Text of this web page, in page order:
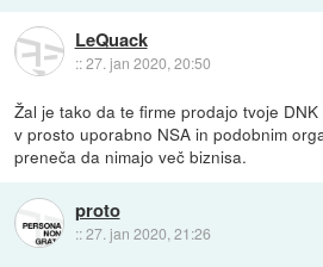
LeQuack
::27. jan 2020, 20:50
Žal je tako da te firme prodajo tvoje
v prosto uporabno NSA in podobnim
preneča da nimajo več biznisa.
proto
::27. jan 2020, 21:26